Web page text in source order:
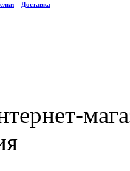
Доставка